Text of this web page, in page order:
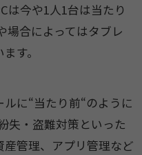
は今や1人1台は当たり
場合によってはタブレ
す。
に“当たり前“のように
失・盗難対策といった
管理、アプリ管理など